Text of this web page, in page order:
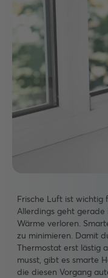
Frische Luft ist wichtig
Allerdings geht
Wärme verloren.
zu minimieren. Damit
Thermostat erst lästig
musst, gibt es smarte
die diesen Vorgang